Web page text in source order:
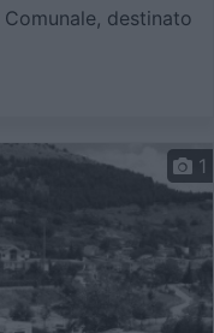
destinato
1